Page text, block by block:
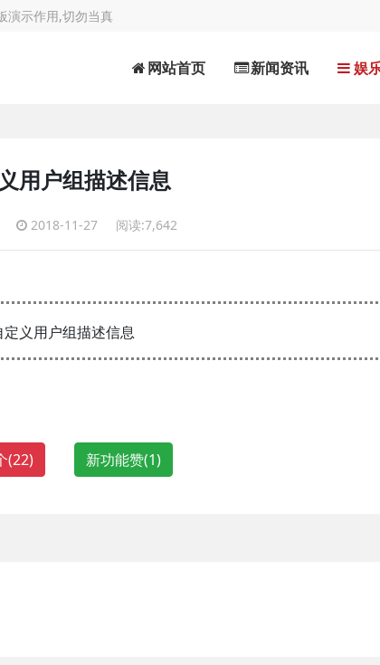
示作用,切勿当真
网站首页 新闻资讯 娱
用户组描述信息
2018-11-27 阅读:7,642
定义用户组描述信息
(22) 新功能赞(1)